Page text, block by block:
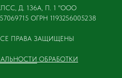
Д. 136А, П. 1 "ООО
ОГРН 1193256005238
ВСЕ ПРАВА ЗАЩИЩЕНЫ
ОБРАБОТКИ